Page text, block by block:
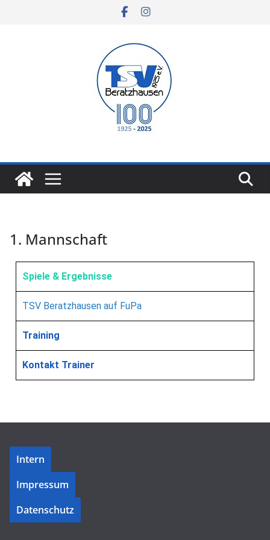
1. Mannschaft
Spiele & Ergebnisse
TSV Beratzhausen auf FuPa
Training
Kontakt Trainer
Intern
Impressum
Datenschutz